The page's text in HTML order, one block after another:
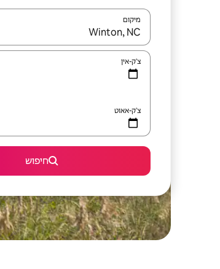
מיקום
כאשר התוצאות יהיו זמינות, יש לנווט
צ'ק-אין
צ'ק-אאוט
חיפוש